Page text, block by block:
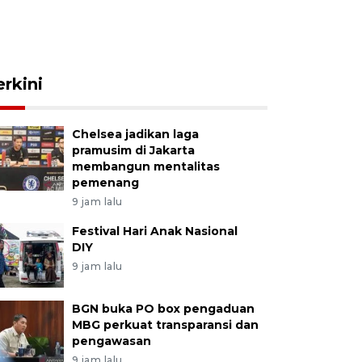
Chelsea jadikan laga
pramusim di Jakarta
membangun mentalitas
pemenang
9 jam lalu
Festival Hari Anak Nasional
DIY
9 jam lalu
BGN buka PO box pengaduan
MBG perkuat transparansi dan
pengawasan